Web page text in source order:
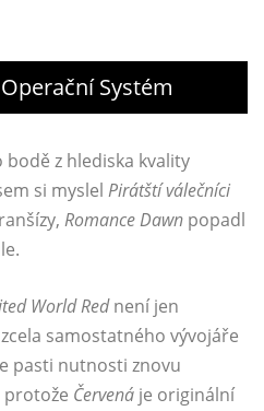
Systém
z hlediska kvality
si myslel Pirátští válečníci
Romance Dawn popadl
World Rednení jen
samostatného vývojáře
pasti nutnosti znovu
protože Červená je originální